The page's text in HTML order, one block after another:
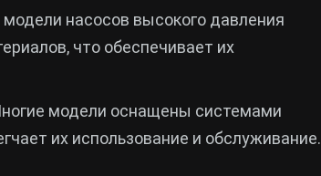
насосов высокого давления
что обеспечивает их
модели оснащены системами
их использование и обслуживание.